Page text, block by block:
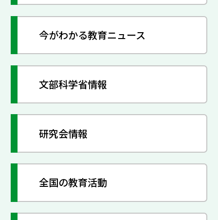
今がわかる教育ニュース
文部科学省情報
研究会情報
全国の教育活動